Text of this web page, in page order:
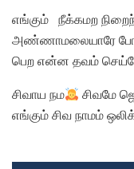
எங்கும் நீக்கமற
அண்ணாமலையாரே
பெற என்ன தவம்
சிவாய நம
சிவமே
எங்கும் சிவ நாமம்